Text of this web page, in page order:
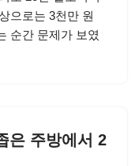
으로는 3천만 원
순간 문제가 보였
은 주방에서 2